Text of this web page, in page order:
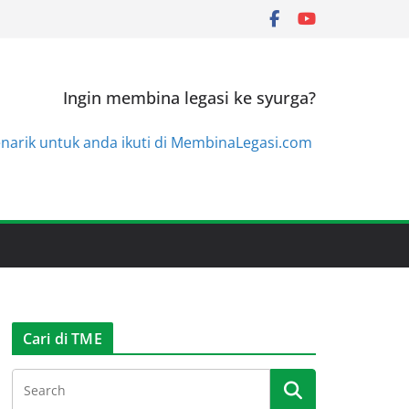
Ingin membina legasi ke syurga?
untuk anda ikuti di MembinaLegasi.com
Cari di TME